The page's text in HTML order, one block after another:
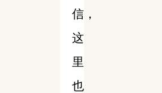
信，
这
里
也